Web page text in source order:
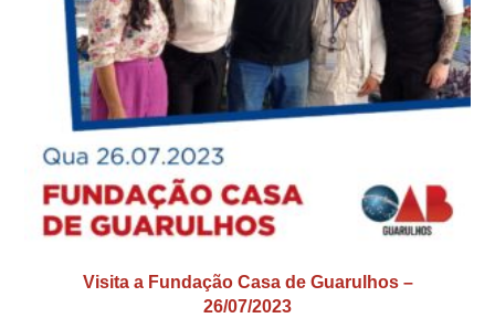
Visita a Fundação Casa de Guarulhos –
26/07/2023